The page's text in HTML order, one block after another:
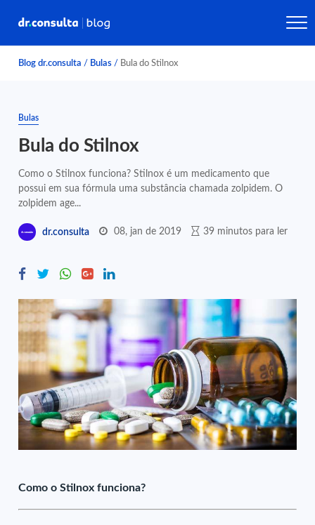
Blog dr.consulta / Bulas / Bula do Stilnox
Bulas
Bula do Stilnox
Como o Stilnox funciona? Stilnox é um medicamento que
possui em sua fórmula uma substância chamada zolpidem. O
zolpidem age...
dr.consulta 08, jan de 2019 39 minutos para ler
Como o Stilnox funciona?